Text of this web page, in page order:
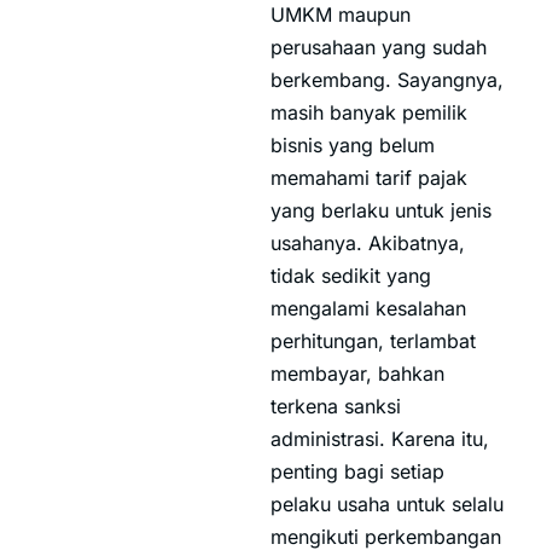
UMKM maupun
perusahaan yang sudah
berkembang. Sayangnya,
masih banyak pemilik
bisnis yang belum
memahami tarif pajak
yang berlaku untuk jenis
usahanya. Akibatnya,
tidak sedikit yang
mengalami kesalahan
perhitungan, terlambat
membayar, bahkan
terkena sanksi
administrasi. Karena itu,
penting bagi setiap
pelaku usaha untuk selalu
mengikuti perkembangan